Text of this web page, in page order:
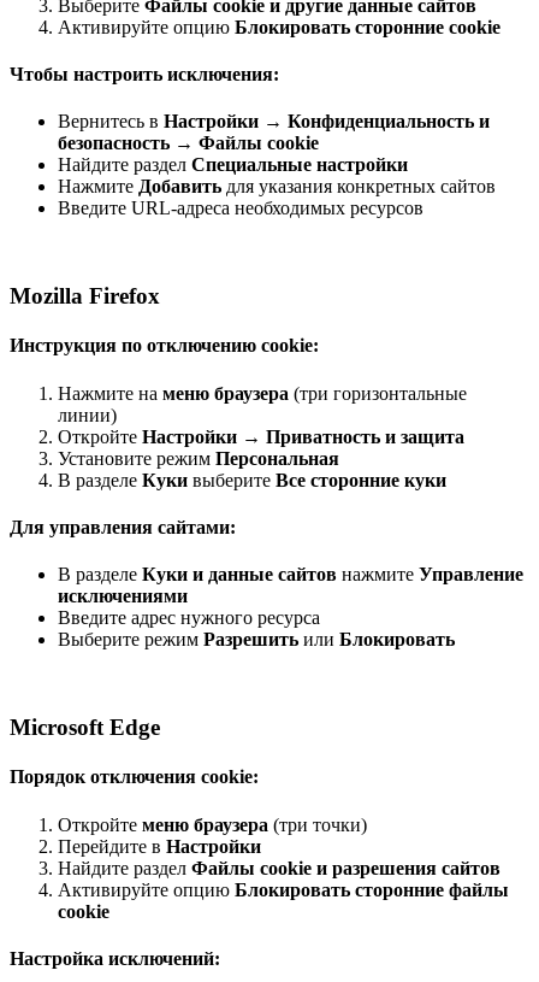
Выберите Файлы cookie и другие данные сайтов
Активируйте опцию Блокировать сторонние cookie
Чтобы настроить исключения:
Вернитесь в Настройки → Конфиденциальность и
безопасность → Файлы cookie
Найдите раздел Специальные настройки
Нажмите Добавить для указания конкретных сайтов
Введите URL-адреса необходимых ресурсов
Mozilla Firefox
Инструкция по отключению cookie:
Нажмите на меню браузера (три горизонтальные
линии)
Откройте Настройки → Приватность и защита
Установите режим Персональная
В разделе Куки выберите Все сторонние куки
Для управления сайтами:
В разделе Куки и данные сайтов нажмите Управление
исключениями
Введите адрес нужного ресурса
Выберите режим Разрешить или Блокировать
Microsoft Edge
Порядок отключения cookie:
Откройте меню браузера (три точки)
Перейдите в Настройки
Найдите раздел Файлы cookie и разрешения сайтов
Активируйте опцию Блокировать сторонние файлы
cookie
Настройка исключений: